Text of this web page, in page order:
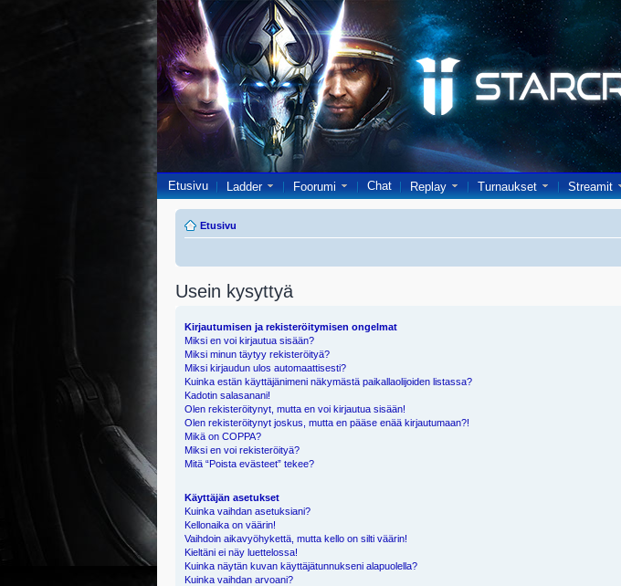
Etusivu Ladder Foorumi Chat Replay Turnaukset Streamit
Etusivu
Usein kysyttyä
Kirjautumisen ja rekisteröitymisen ongelmat
Miksi en voi kirjautua sisään?
Miksi minun täytyy rekisteröityä?
Miksi kirjaudun ulos automaattisesti?
Kuinka estän käyttäjänimeni näkymästä paikallaolijoiden listassa?
Kadotin salasanani!
Olen rekisteröitynyt, mutta en voi kirjautua sisään!
Olen rekisteröitynyt joskus, mutta en pääse enää kirjautumaan?!
Mikä on COPPA?
Miksi en voi rekisteröityä?
Mitä “Poista evästeet” tekee?
Käyttäjän asetukset
Kuinka vaihdan asetuksiani?
Kellonaika on väärin!
Vaihdoin aikavyöhykettä, mutta kello on silti väärin!
Kieltäni ei näy luettelossa!
Kuinka näytän kuvan käyttäjätunnukseni alapuolella?
Kuinka vaihdan arvoani?